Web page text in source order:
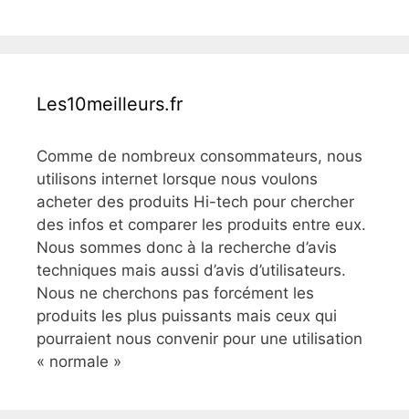
Les10meilleurs.fr
Comme de nombreux consommateurs, nous
utilisons internet lorsque nous voulons
acheter des produits Hi-tech pour chercher
des infos et comparer les produits entre eux.
Nous sommes donc à la recherche d’avis
techniques mais aussi d’avis d’utilisateurs.
Nous ne cherchons pas forcément les
produits les plus puissants mais ceux qui
pourraient nous convenir pour une utilisation
« normale »